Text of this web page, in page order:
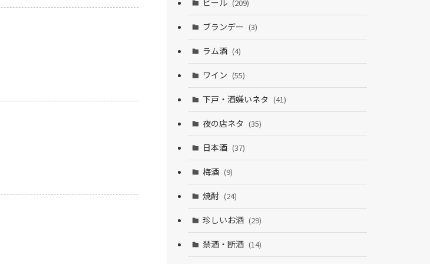
ビール (209)
ブランデー (3)
ラム酒 (4)
ワイン (55)
下戸・酒嫌いネタ (41)
夜の店ネタ (35)
日本酒 (37)
梅酒 (9)
焼酎 (24)
珍しいお酒 (29)
禁酒・断酒 (14)